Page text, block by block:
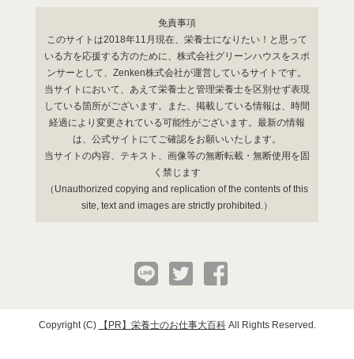
免責事項
このサイトは2018年11月現在、栄養士になりたい！と思って
いる方を応援する方のために、株式会社グリーンハウスをスポ
ンサーとして、Zenken株式会社が運営しているサイトです。
当サイトにおいて、あえて栄養士と管理栄養士を区別せず表現
している箇所がございます。また、掲載している情報は、時間
経過により変更されている可能性がございます。最新の情報
は、公式サイトにてご確認をお願いいたします。
当サイトの内容、テキスト、画像等の無断転載・無断使用を固
く禁じます
（Unauthorized copying and replication of the contents of this
site, text and images are strictly prohibited.）
Copyright (C) 栄養士のお仕事大百科All Rights Reserved.